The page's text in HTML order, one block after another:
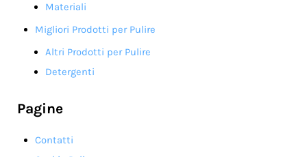
Materiali
Migliori Prodotti per Pulire
Altri Prodotti per Pulire
Detergenti
Pagine
Contatti